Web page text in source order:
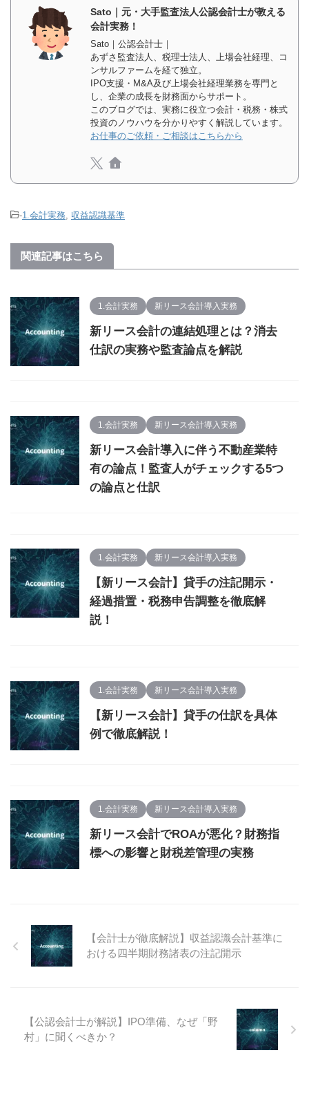
o
o
k
r
Sato｜元・大手監査法人公認会計士が教える
会計実務！
Sato｜公認会計士｜
あずさ監査法人、税理士法人、上場会社経理、コ
ンサルファームを経て独立。
IPO支援・M&A及び上場会社経理業務を専門と
し、企業の成長を財務面からサポート。
このブログでは、実務に役立つ会計・税務・株式
投資のノウハウを分かりやすく解説しています。
お仕事のご依頼・ご相談はこちらから
-1.会計実務, 収益認識基準
関連記事はこちら
1.会計実務 新リース会計導入実務
新リース会計の連結処理とは？消去
仕訳の実務や監査論点を解説
1.会計実務 新リース会計導入実務
新リース会計導入に伴う不動産業特
有の論点！監査人がチェックする5つ
の論点と仕訳
1.会計実務 新リース会計導入実務
【新リース会計】貸手の注記開示・
経過措置・税務申告調整を徹底解
説！
1.会計実務 新リース会計導入実務
【新リース会計】貸手の仕訳を具体
例で徹底解説！
1.会計実務 新リース会計導入実務
新リース会計でROAが悪化？財務指
標への影響と財税差管理の実務
【会計士が徹底解説】収益認識会計基準に
おける四半期財務諸表の注記開示
【公認会計士が解説】IPO準備、なぜ「野
村」に聞くべきか？